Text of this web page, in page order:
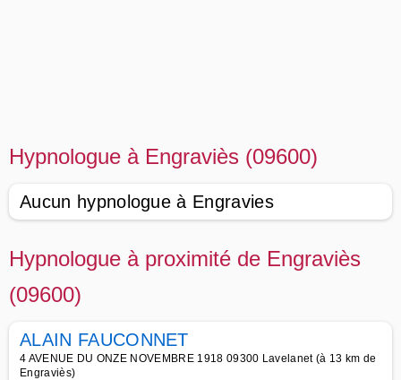
Hypnologue à Engraviès (09600)
Aucun hypnologue à Engravies
Hypnologue à proximité de Engraviès
(09600)
ALAIN FAUCONNET
4 AVENUE DU ONZE NOVEMBRE 1918 09300 Lavelanet (à 13 km de
Engraviès)